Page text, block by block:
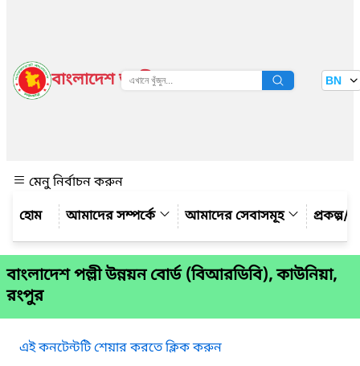
বাংলাদেশ জাতীয় তথ্য বাতায়ন BN
মেনু নির্বাচন করুন
আমাদের সম্পর্কে
আমাদের সেবাসমূহ প্রকল্প/
বাংলাদেশ পল্লী উন্নয়ন বোর্ড (বিআরডিবি), কাউনিয়া,
রংপুর
এই কনটেন্টটি শেয়ার করতে ক্লিক করুন